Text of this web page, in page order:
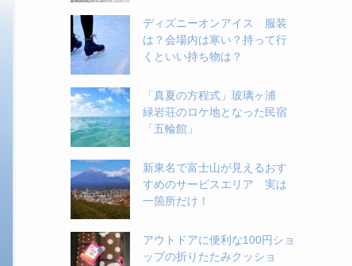
ディズニーオンアイス 服装
は？会場内は寒い？持って行
くといい持ち物は？
「真夏の方程式」玻璃ヶ浦
緑岩荘のロケ地となった民宿
「五輪館」
新東名で富士山が見えるおす
すめのサービスエリア 実は
一箇所だけ！
アウトドアに便利な100円ショ
ップの折りたたみクッショ